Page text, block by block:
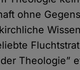
ohne
Theologie”